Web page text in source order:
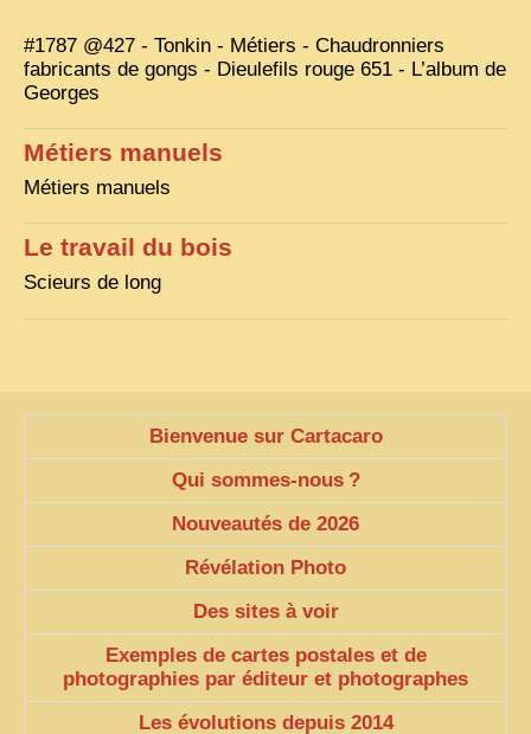
ENQUÊTES
L’ ACTU
2026 PERI, VIÊT-CONG
VIETNAM
ZOOM PHOTO
DÊ THAM
#1787 @427 - Tonkin - Métiers - Chaudronniers
fabricants de gongs - Dieulefils rouge 651 - L’album de
Georges
Métiers manuels
Métiers manuels
Le travail du bois
Scieurs de long
Bienvenue sur Cartacaro
Qui sommes-nous ?
Nouveautés de 2026
Révélation Photo
Des sites à voir
Exemples de cartes postales et de
photographies par éditeur et photographes
Les évolutions depuis 2014